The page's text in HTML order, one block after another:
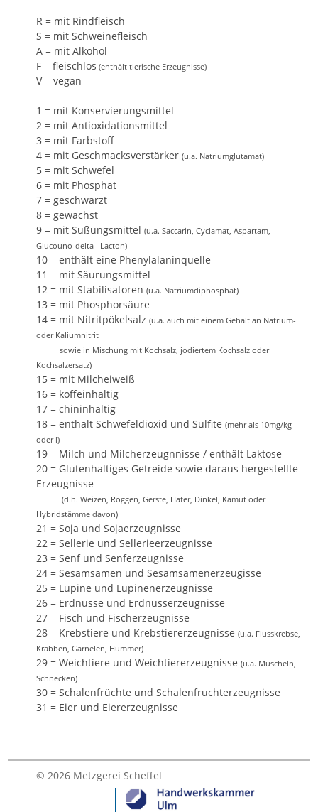
R = mit Rindfleisch
S = mit Schweinefleisch
A = mit Alkohol
F = fleischlos (enthält tierische Erzeugnisse)
V = vegan
1 = mit Konservierungsmittel
2 = mit Antioxidationsmittel
3 = mit Farbstoff
4 = mit Geschmacksverstärker (u.a. Natriumglutamat)
5 = mit Schwefel
6 = mit Phosphat
7 = geschwärzt
8 = gewachst
9 = mit Süßungsmittel (u.a. Saccarin, Cyclamat, Aspartam,
Glucouno-delta –Lacton)
10 = enthält eine Phenylalaninquelle
11 = mit Säurungsmittel
12 = mit Stabilisatoren (u.a. Natriumdiphosphat)
13 = mit Phosphorsäure
14 = mit Nitritpökelsalz (u.a. auch mit einem Gehalt an Natrium-
oder Kaliumnitrit
sowie in Mischung mit Kochsalz, jodiertem Kochsalz oder
Kochsalzersatz)
15 = mit Milcheiweiß
16 = koffeinhaltig
17 = chininhaltig
18 = enthält Schwefeldioxid und Sulfite (mehr als 10mg/kg
oder l)
19 = Milch und Milcherzeugnnisse / enthält Laktose
20 = Glutenhaltiges Getreide sowie daraus hergestellte
Erzeugnisse
(d.h. Weizen, Roggen, Gerste, Hafer, Dinkel, Kamut oder
Hybridstämme davon)
21 = Soja und Sojaerzeugnisse
22 = Sellerie und Sellerieerzeugnisse
23 = Senf und Senferzeugnisse
24 = Sesamsamen und Sesamsamenerzeugisse
25 = Lupine und Lupinenerzeugnisse
26 = Erdnüsse und Erdnusserzeugnisse
27 = Fisch und Fischerzeugnisse
28 = Krebstiere und Krebstiererzeugnisse (u.a. Flusskrebse,
Krabben, Garnelen, Hummer)
29 = Weichtiere und Weichtiererzeugnisse (u.a. Muscheln,
Schnecken)
30 = Schalenfrüchte und Schalenfruchterzeugnisse
31 = Eier und Eiererzeugnisse
© 2026 Metzgerei Scheffel